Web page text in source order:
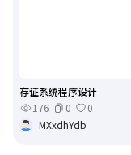
存证系统程序设计
176
0
0
MXxdhYdb